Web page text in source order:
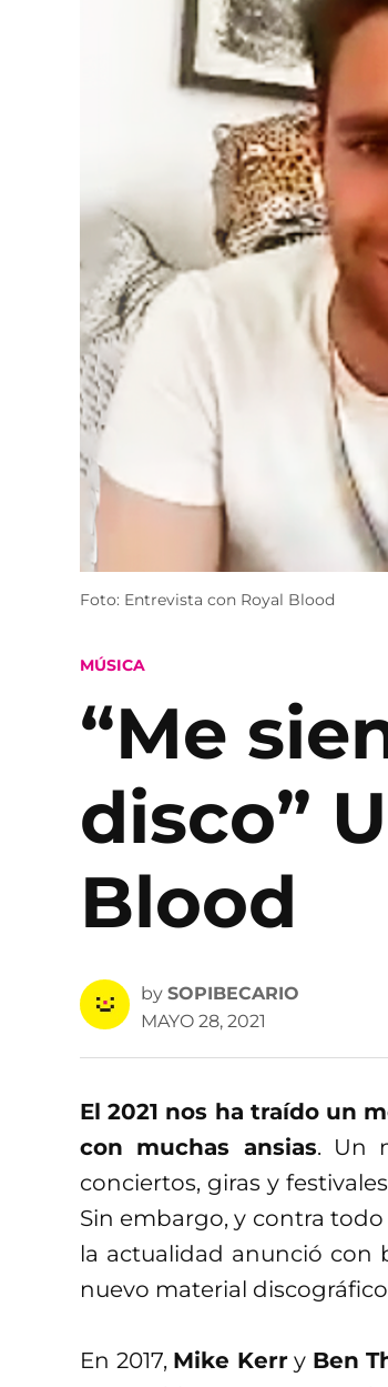
Foto: Entrevista con Royal Blood
POSTED
MÚSICA
“Me
disco”
Blood
by SOPIBECARIO
MAYO 28, 2021
El 2021 nos ha traído un
con muchas ansias. Un
conciertos, giras y
Sin embargo, y contra
la actualidad anunció con
nuevo material
En 2017, Mike Kerry Ben